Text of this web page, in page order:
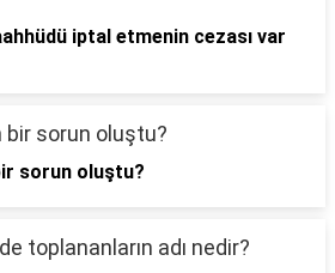
iptal etmenin cezası var
sorun oluştu?